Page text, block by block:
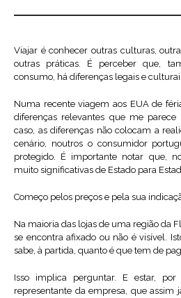
Viajar é conhecer outras culturas,
outras práticas. É perceber que,
consumo, há diferenças legais e
Numa recente viagem aos EUA de
diferenças relevantes que me parece
caso, as diferenças não colocam a
cenário, noutros o consumidor
protegido. É importante notar que,
muito significativas de Estado para
Começo pelos preços e pela sua
Na maioria das lojas de uma região da
se encontra afixado ou não é visível.
sabe, à partida, quanto é que tem de
Isso implica perguntar. E estar,
representante da empresa, que assim